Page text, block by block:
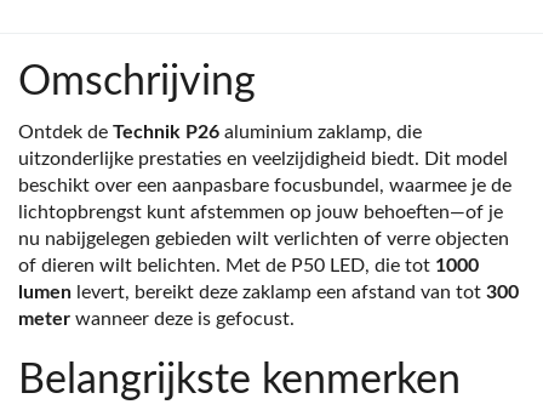
Omschrijving
Ontdek de Technik P26 aluminium zaklamp, die
uitzonderlijke prestaties en veelzijdigheid biedt. Dit model
beschikt over een aanpasbare focusbundel, waarmee je de
lichtopbrengst kunt afstemmen op jouw behoeften—of je
nu nabijgelegen gebieden wilt verlichten of verre objecten
of dieren wilt belichten. Met de P50 LED, die tot 1000
lumen levert, bereikt deze zaklamp een afstand van tot 300
meter wanneer deze is gefocust.
Belangrijkste kenmerken